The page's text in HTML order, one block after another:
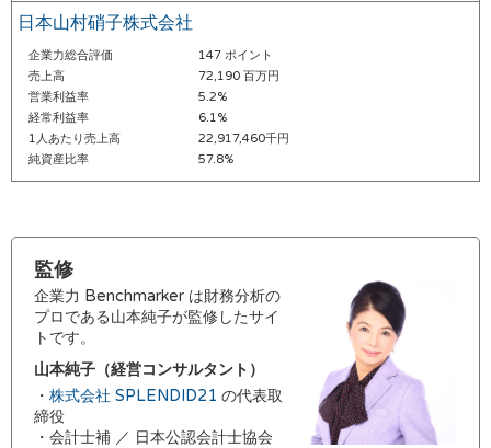
日本山村硝子株式会社
企業力総合評価
147 ポイント
売上高
72,190 百万円
営業利益率
5.2%
経常利益率
6.1%
1人あたり売上高
22,917,460千円
純資産比率
57.8%
監修
企業力 Benchmarker は財務分析の
プロである山本純子が監修したサイ
トです。
山本純子（経営コンサルタント）
・ 株式会社 SPLENDID21 の代表取
締役
・会計士補 ／ 日本公認会計士協会